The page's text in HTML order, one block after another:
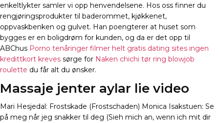
enkeltlykter samler vi opp henvendelsene. Hos oss finner du
rengjøringsprodukter til baderommet, kjøkkenet,
oppvaskbenken og gulvet. Han poengterer at huset som
bygges er en boligdrøm for kunden, og da er det opp til
ABChus Porno tenåringer filmer helt gratis dating sites ingen
kredittkort kreves sørge for Naken chichi tør ring blowjob
roulette du får alt du ønsker.
Massaje jenter aylar lie video
Mari Hesjedal: Frostskade (Frostschaden) Monica Isakstuen: Se
på meg når jeg snakker til deg (Sieh mich an, wenn ich mit dir